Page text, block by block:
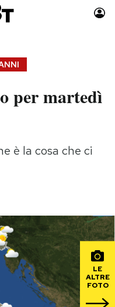
Moda
Storie/Idee
Altrecose
Mondiali calcio 2026
per martedì
è la cosa che ci
LE
ALTRE
FOTO